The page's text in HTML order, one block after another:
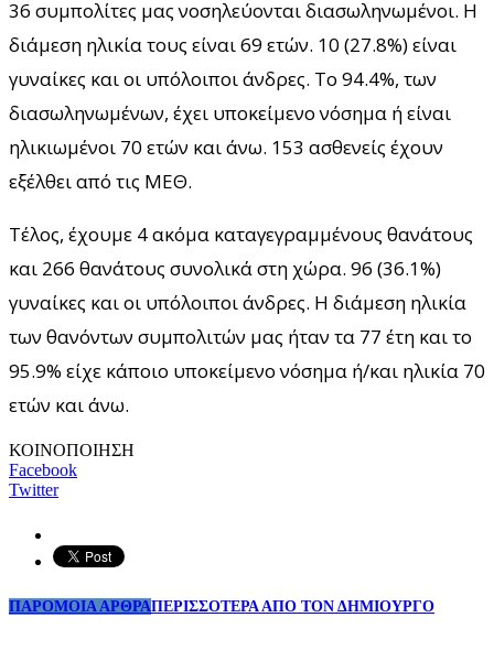
36 συμπολίτες μας νοσηλεύονται διασωληνωμένοι. Η
διάμεση ηλικία τους είναι 69 ετών. 10 (27.8%) είναι
γυναίκες και οι υπόλοιποι άνδρες. To 94.4%, των
διασωληνωμένων, έχει υποκείμενο νόσημα ή είναι
ηλικιωμένοι 70 ετών και άνω. 153 ασθενείς έχουν
εξέλθει από τις ΜΕΘ.
Τέλος, έχουμε 4 ακόμα καταγεγραμμένους θανάτους
και 266 θανάτους συνολικά στη χώρα. 96 (36.1%)
γυναίκες και οι υπόλοιποι άνδρες. Η διάμεση ηλικία
των θανόντων συμπολιτών μας ήταν τα 77 έτη και το
95.9% είχε κάποιο υποκείμενο νόσημα ή/και ηλικία 70
ετών και άνω.
ΚΟΙΝΟΠΟΙΗΣΗ
Facebook
Twitter
ΠΑΡΟΜΟΙΑ ΑΡΘΡΑΠΕΡΙΣΣΟΤΕΡΑ ΑΠΟ ΤΟΝ ΔΗΜΙΟΥΡΓΟ